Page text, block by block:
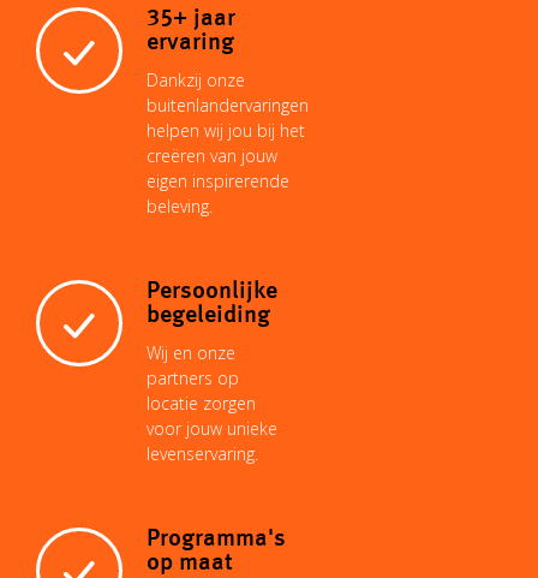
n p
p
35+ jaar
ervaring
Dankzij onze
buitenlandervaringen
helpen wij jou bij het
creëren van jouw
eigen inspirerende
beleving.
Persoonlijke
begeleiding
Wij en onze
partners op
locatie zorgen
voor jouw unieke
levenservaring.
Programma's
op maat